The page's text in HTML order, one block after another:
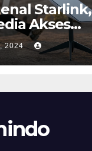
Starlink,
Akses
2024